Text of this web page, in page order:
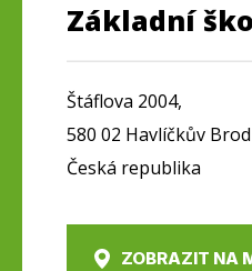
Základní
Štáflova 2004,
580 02 Havlíčkův Brod
Česká republika
ZOBRAZIT NA